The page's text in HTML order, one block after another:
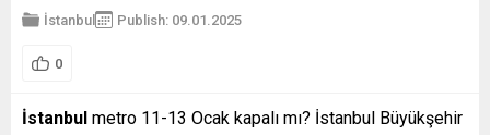
İstanbul Publish: 09.01.2025
0
İstanbul metro 11-13 Ocak kapalı mı? İstanbul Büyükşehir